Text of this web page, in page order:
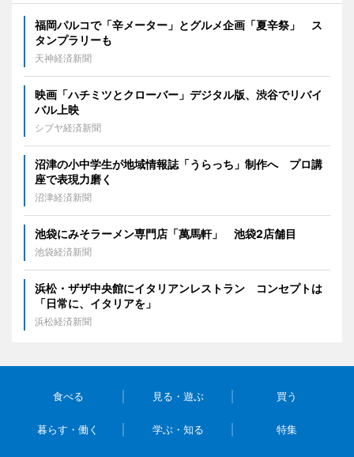
福岡パルコで「辛メーター」とグルメ企画「夏辛祭」 ス
タンプラリーも
天神経済新聞
映画「ハチミツとクローバー」デジタル版、渋谷でリバイ
バル上映
シブヤ経済新聞
沼津の小中学生が地域情報誌「うらっち」制作へ プロ講
座で表現力磨く
沼津経済新聞
池袋にみそラーメン専門店「萬馬軒」 池袋2店舗目
池袋経済新聞
浜松・ザザ中央館にイタリアンレストラン コンセプトは
「日常に、イタリアを」
浜松経済新聞
食べる 見る・遊ぶ 買う
暮らす・働く 学ぶ・知る 特集